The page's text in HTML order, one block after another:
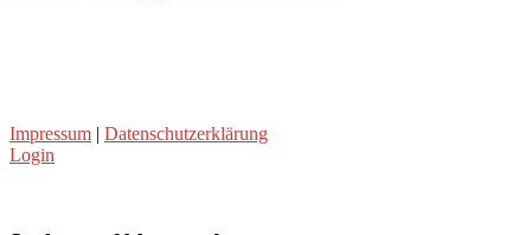
Impressum | Datenschutzerklärung
Login